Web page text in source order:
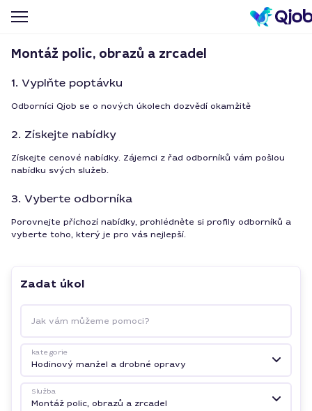
Montáž polic, obrazů a zrcadel
1. Vyplňte poptávku
Odborníci Qjob se o nových úkolech dozvědí okamžitě
2. Získejte nabídky
Získejte cenové nabídky. Zájemci z řad odborníků vám pošlou
nabídku svých služeb.
3. Vyberte odborníka
Porovnejte příchozí nabídky, prohlédněte si profily odborníků a
vyberte toho, který je pro vás nejlepší.
Zadat úkol
Jak vám můžeme pomoci?
kategorie
Hodinový manžel a drobné opravy
Služba
Montáž polic, obrazů a zrcadel